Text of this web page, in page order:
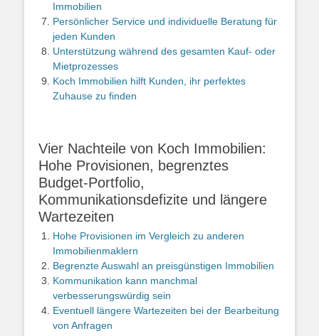
Immobilien
Persönlicher Service und individuelle Beratung für
jeden Kunden
Unterstützung während des gesamten Kauf- oder
Mietprozesses
Koch Immobilien hilft Kunden, ihr perfektes
Zuhause zu finden
Vier Nachteile von Koch Immobilien:
Hohe Provisionen, begrenztes
Budget-Portfolio,
Kommunikationsdefizite und längere
Wartezeiten
Hohe Provisionen im Vergleich zu anderen
Immobilienmaklern
Begrenzte Auswahl an preisgünstigen Immobilien
Kommunikation kann manchmal
verbesserungswürdig sein
Eventuell längere Wartezeiten bei der Bearbeitung
von Anfragen